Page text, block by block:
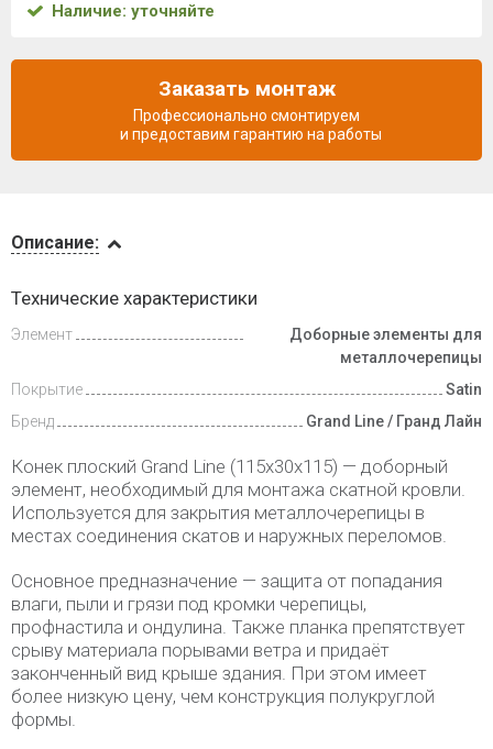
и оплата
Описание:
Технические характеристики
Элемент
Доборные элементы для
металлочерепицы
Покрытие
Satin
Бренд
Grand Line / Гранд Лайн
Конек плоский Grand Line (115х30х115) — доборный
элемент, необходимый для монтажа скатной кровли.
Используется для закрытия металлочерепицы в
местах соединения скатов и наружных переломов.
Основное предназначение — защита от попадания
влаги, пыли и грязи под кромки черепицы,
профнастила и ондулина. Также планка препятствует
срыву материала порывами ветра и придаёт
законченный вид крыше здания. При этом имеет
более низкую цену, чем конструкция полукруглой
формы.
Наличие: уточняйте
Заказать монтаж
Профессионально смонтируем
и предоставим гарантию на работы